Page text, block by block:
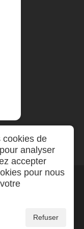
cookies de
analyser
accepter
pour nous
Refuser